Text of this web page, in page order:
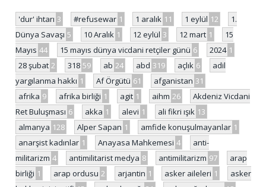
'dur' ihtarı 3 #refusewar 1 1 aralık 11 1 eylül 12
1.
Dünya Savaşı 5 10 Aralık 1 12 eylül 3 12 mart 1
15
Mayıs 44 15 mayıs dünya vicdani retçiler günü 6 2024 1
28 şubat 2 318 59 ab 24 abd 319 açlık 6
adil
yargılanma hakkı 1 Af Örgütü 61 afganistan 31
afrika 9 afrika birliği 1 agit 1 aihm 26
Akdeniz Vicdani
Ret Buluşması 6 akka 1 alevi 1 ali fikri ışık 13
almanya 128 Alper Sapan 1 amfide konuşulmayanlar 1
anarşist kadınlar 1 Anayasa Mahkemesi 4
anti-
militarizm 4 antimilitarist medya 8 antimilitarizm 97
arap
birliği 1 arap ordusu 2 arjantin 1 asker aileleri 1
asker